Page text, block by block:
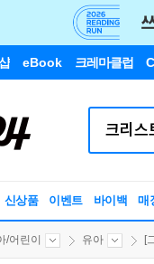
eBook 크레마클럽
신상품 이벤트 바이백 매
/어린이 유아 [